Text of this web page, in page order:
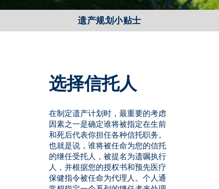
遗产规划小贴士
选择信托人
在制定遗产计划时，最重要的考虑
因素之一是确定谁将被指定在生前
和死后代表你担任各种信托职务。
也就是说，谁将被任命为您的信托
的继任受托人，被提名为遗嘱执行
人，并根据您的授权书和预先医疗
保健指令被任命为代理人。个人通